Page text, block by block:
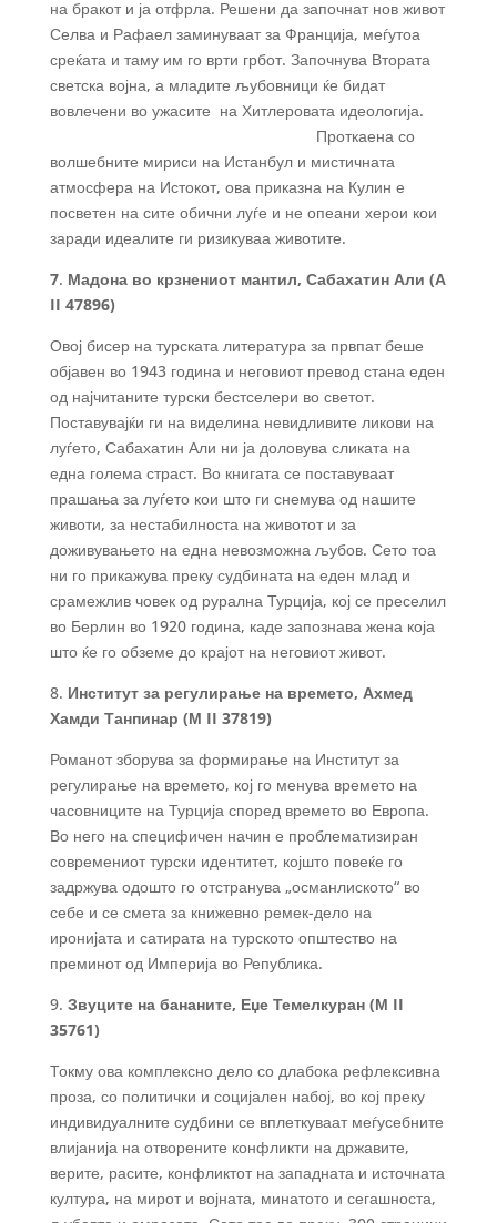
на бракот и ја отфрла. Решени да започнат нов живот
Селва и Рафаел заминуваат за Франција, меѓутоа
среќата и таму им го врти грбот. Започнува Втората
светска војна, а младите љубовници ќе бидат
вовлечени во ужасите на Хитлеровата идеологија.
Проткаена со
волшебните мириси на Истанбул и мистичната
атмосфера на Истокот, ова приказна на Кулин е
посветен на сите обични луѓе и не опеани херои кои
заради идеалите ги ризикуваа животите.
7. Мадона во крзнениот мантил, Сабахатин Али (А
II 47896)
Овој бисер на турската литература за првпат беше
објавен во 1943 година и неговиот превод стана еден
од најчитаните турски бестселери во светот.
Поставувајќи ги на виделина невидливите ликови на
луѓето, Сабахатин Али ни ја доловува сликата на
една голема страст. Во книгата се поставуваат
прашања за луѓето кои што ги снемува од нашите
животи, за нестабилноста на животот и за
доживувањето на една невозможна љубов. Сето тоа
ни го прикажува преку судбината на еден млад и
срамежлив човек од рурална Турција, кој се преселил
во Берлин во 1920 година, каде запознава жена која
што ќе го обземе до крајот на неговиот живот.
8. Институт за регулирање на времето, Ахмед
Хамди Танпинар (М II 37819)
Романот зборува за формирање на Институт за
регулирање на времето, кој го менува времето на
часовниците на Турција според времето во Европа.
Во него на специфичен начин е проблематизиран
современиот турски идентитет, којшто повеќе го
задржува одошто го отстранува „османлиското“ во
себе и се смета за книжевно ремек-дело на
иронијата и сатирата на турското општество на
преминот од Империја во Република.
9. Звуците на бананите, Еџе Темелкуран (М II
35761)
Токму ова комплексно дело со длабока рефлексивна
проза, со политички и социјален набој, во кој преку
индивидуалните судбини се вплеткуваат меѓусебните
влијанија на отворените конфликти на државите,
верите, расите, конфликтот на западната и источната
култура, на мирот и војната, минатото и сегашноста,